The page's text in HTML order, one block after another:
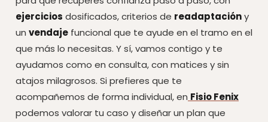
ejercicios dosificados, criterios de readaptacióny
un vendaje funcional que te ayude en el tramo en el
que más lo necesitas. Y sí, vamos contigo y te
ayudamos como en consulta, con matices y sin
atajos milagrosos. Si prefieres que te
acompañemos de forma individual, en Fisio Fenix
podemos valorar tu caso y diseñar un plan que